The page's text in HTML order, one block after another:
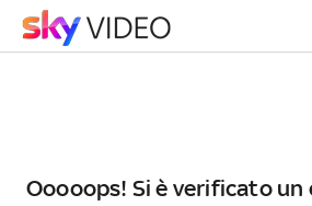
Ooooops! Si è verificato un